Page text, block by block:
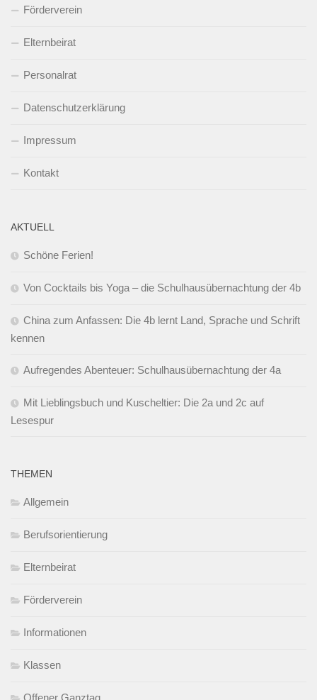
Förderverein
Elternbeirat
Personalrat
Datenschutzerklärung
Impressum
Kontakt
AKTUELL
Schöne Ferien!
Von Cocktails bis Yoga – die Schulhausübernachtung der 4b
China zum Anfassen: Die 4b lernt Land, Sprache und Schrift
kennen
Aufregendes Abenteuer: Schulhausübernachtung der 4a
Mit Lieblingsbuch und Kuscheltier: Die 2a und 2c auf
Lesespur
THEMEN
Allgemein
Berufsorientierung
Elternbeirat
Förderverein
Informationen
Klassen